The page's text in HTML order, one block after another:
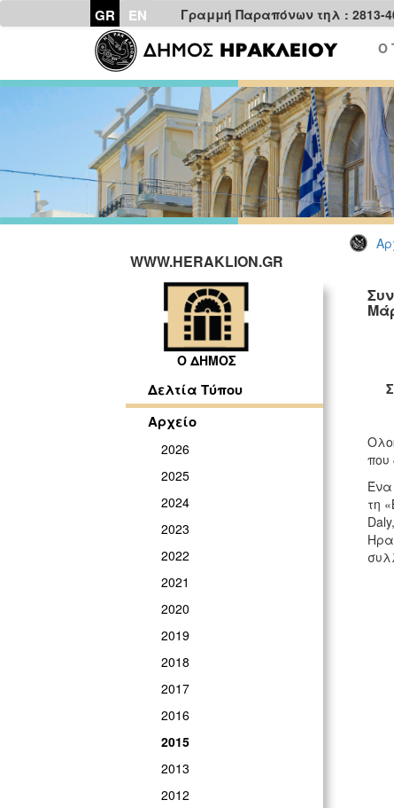
GR EN Γραμμή Παραπόνων τηλ : 2813-
Ο
WWW.HERAKLION.GR
Ο ΔΗΜΟΣ
Δελτία Τύπου
Αρχείο
2026
2025
2024
2023
2022
2021
2020
2019
2018
2017
2016
2015
2013
2012
που
Ένα
τη